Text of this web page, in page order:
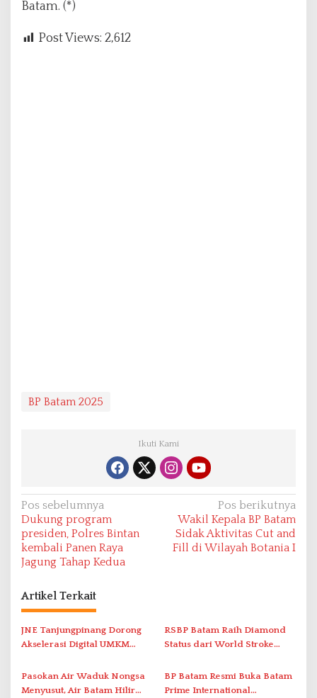
Batam. (*)
Post Views: 2,612
BP Batam 2025
Ikuti Kami
N
a
v
i
g
a
s
i
o
Pos sebelumnya
Dukung program
presiden, Polres Bintan
kembali Panen Raya
Jagung Tahap Kedua
Pos berikutnya
Wakil Kepala BP Batam
Sidak Aktivitas Cut and
Fill di Wilayah Botania I
Artikel Terkait
JNE Tanjungpinang Dorong
Akselerasi Digital UMKM
2026
RSBP Batam Raih Diamond
Status dari World Stroke
Penanganan Stroke
Berstandar Internasional
Pasokan Air Waduk Nongsa
Menyusut, Air Batam Hilir
BP Batam Resmi Buka Batam
Prime International